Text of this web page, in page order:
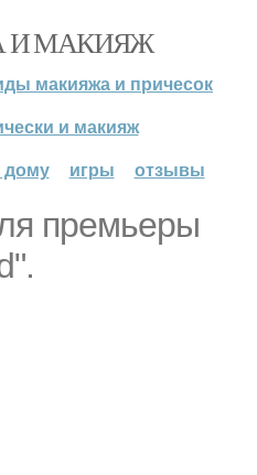
И МАКИЯЖ
макияжа и причесок
и макияж
дому
игры отзывы
премьеры